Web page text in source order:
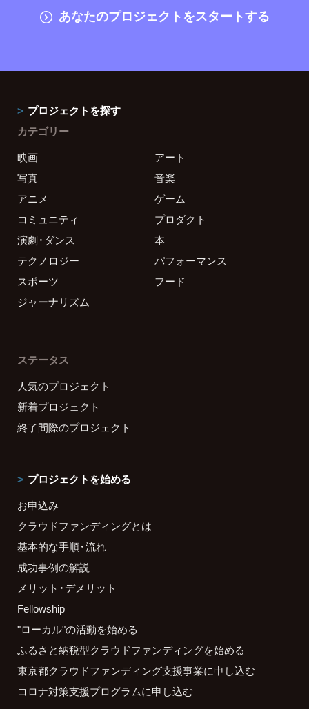
あなたのプロジェクトをスタートする
プロジェクトを探す
カテゴリー
映画
アート
写真
音楽
アニメ
ゲーム
コミュニティ
プロダクト
演劇・ダンス
本
テクノロジー
パフォーマンス
スポーツ
フード
ジャーナリズム
ステータス
人気のプロジェクト
新着プロジェクト
終了間際のプロジェクト
プロジェクトを始める
お申込み
クラウドファンディングとは
基本的な手順・流れ
成功事例の解説
メリット・デメリット
Fellowship
"ローカル"の活動を始める
ふるさと納税型クラウドファンディングを始める
東京都クラウドファンディング支援事業に申し込む
コロナ対策支援プログラムに申し込む